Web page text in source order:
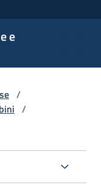
e
/
/